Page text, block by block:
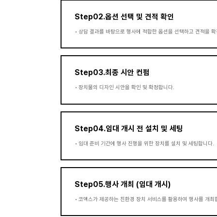
Step02.옵션 선택 및 견적 확인
• 상담 결과를 바탕으로 행사에 적합한 옵션을 선택하고 견적을
Step03.최종 시안 컨펌
• 장치물의 디자인 시안을 확인 및 확정합니다.
Step04.임대 개시 전 설치 및 세팅
• 임대 준비 기간에 행사 진행을 위한 장치를 설치 및 세팅합니다.
Step05.행사 개최 (임대 개시)
• 코엑스가 제공하는 친환경 장치 서비스를 활용하여 행사를 개최